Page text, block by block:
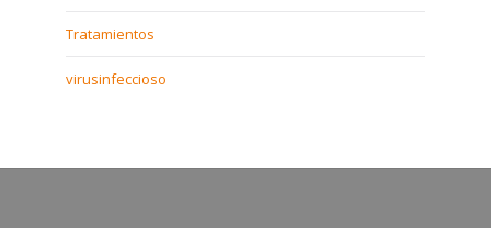
Tratamientos
virusinfeccioso